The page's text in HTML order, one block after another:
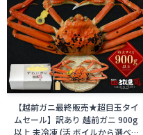
【越前ガニ最終販売★超目玉タイ
ムセール】訳あり 越前ガニ 900g
以上 未冷凍 (活 ボイルから選べ